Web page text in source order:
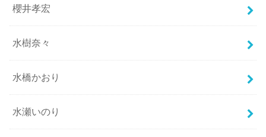
櫻井孝宏
水樹奈々
水橋かおり
水瀬いのり